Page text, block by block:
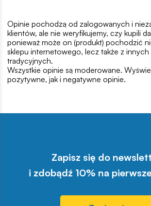
Opinie pochodzą od zalogowanych i
klientów, ale nie weryfikujemy, czy kupili
ponieważ może on (produkt) pochodzić
sklepu internetowego, lecz także z
tradycyjnych.
Wszystkie opinie są moderowane.
pozytywne, jak i negatywne opinie.
Zapisz się do
i zdobądź 10% na